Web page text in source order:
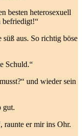
besten heterosexuell
befriedigt!“
aus. So richtig böse
Schuld.“
und wieder sein
gut.
er mir ins Ohr.